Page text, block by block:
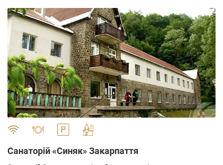
Санаторій «Синяк» Закарпаття